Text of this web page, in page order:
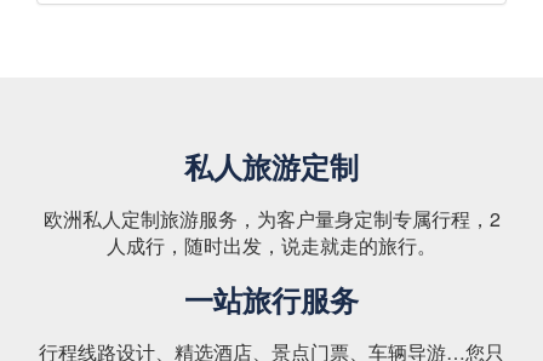
私人旅游定制
欧洲私人定制旅游服务，为客户量身定制专属行程，2
人成行，随时出发，说走就走的旅行。
一站旅行服务
行程线路设计、精选酒店、景点门票、车辆导游…您只